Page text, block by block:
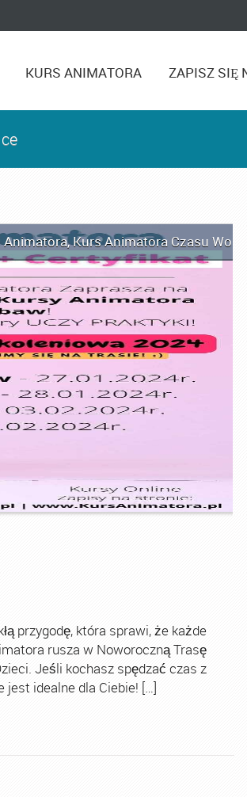
KURS ANIMATORA ZAPISZ SIĘ
Animatora,Kurs Animatora Czasu
przygodę, która sprawi, że każde
rusza w Noworoczną Trasę
Jeśli kochasz spędzać czas z
jest idealne dla Ciebie! […]